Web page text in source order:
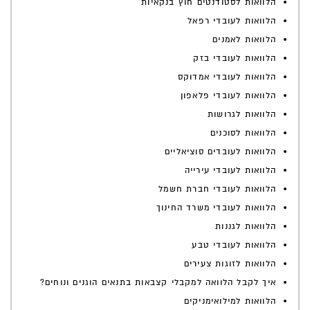
הלוואות לעובדי רפאל
הלוואות לאמנים
הלוואות לעובדי בזק
הלוואות לעובדי אמדוקס
הלוואות לעובדי פלאפון
הלוואות לגרושות
הלוואות לסוכנים
הלוואות לעובדים סוציאליים
הלוואות לעובדי עירייה
הלוואות לעובדי חברת חשמל
הלוואות לעובדי משרד החינוך
הלוואות לגננות
הלוואות לעובדי טבע
הלוואות לזוגות צעירים
איך לקבל הלוואה למקבלי קצבאות בתנאים הוגנים ונוחים?
הלוואות למילואימניקים